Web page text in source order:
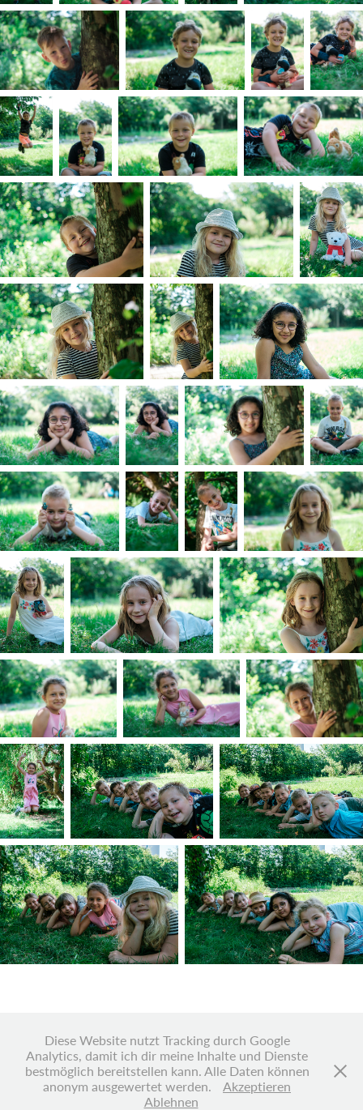
Vielen Dank für deinen Besuch!
Ich würde mich freuen, wenn Du mal wieder vorbeischaust.
Diese Website nutzt Tracking durch Google
Analytics, damit ich dir meine Inhalte und Dienste
bestmöglich bereitstellen kann. Alle Daten können
anonym ausgewertet werden.
Akzeptieren
Ablehnen